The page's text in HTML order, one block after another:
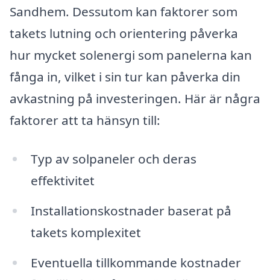
Sandhem. Dessutom kan faktorer som
takets lutning och orientering påverka
hur mycket solenergi som panelerna kan
fånga in, vilket i sin tur kan påverka din
avkastning på investeringen. Här är några
faktorer att ta hänsyn till:
Typ av solpaneler och deras
effektivitet
Installationskostnader baserat på
takets komplexitet
Eventuella tillkommande kostnader